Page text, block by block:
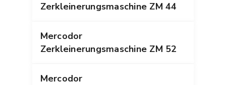
Zerkleinerungsmaschine ZM 44
Mercodor
Zerkleinerungsmaschine ZM 52
Mercodor